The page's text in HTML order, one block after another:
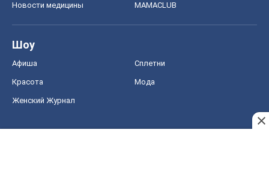
Новости медицины MAMACLUB
Шоу
Афиша Сплетни
Красота Мода
Женский Журнал